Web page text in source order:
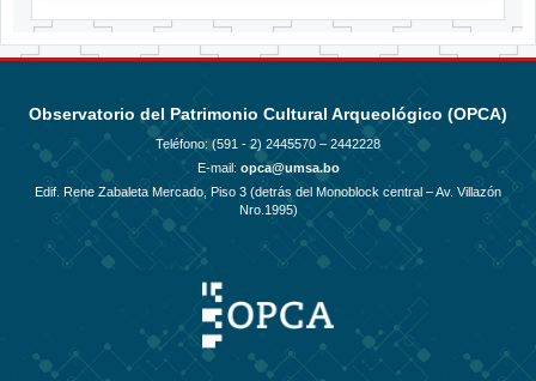
Observatorio del Patrimonio Cultural Arqueológico (OPCA)
Teléfono: (591 - 2) 2445570 – 2442228
E-mail: opca@umsa.bo
Edif. Rene Zabaleta Mercado, Piso 3 (detrás del Monoblock central – Av. Villazón
Nro.1995)